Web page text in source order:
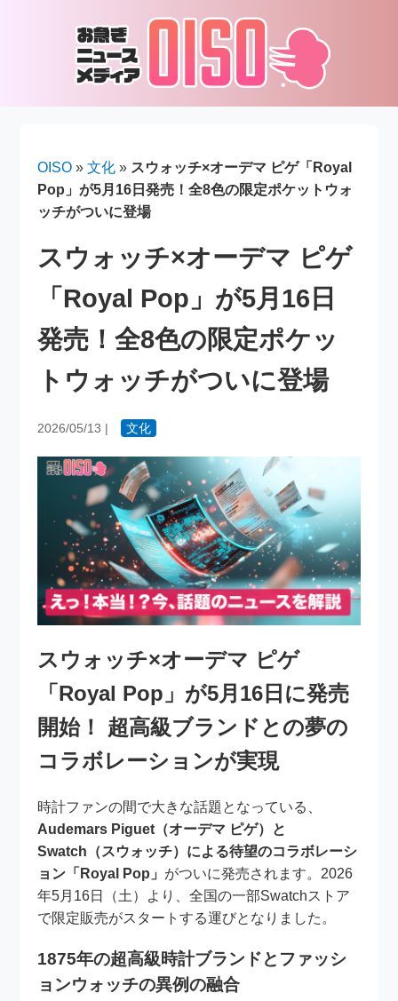
OISO »文化 » スウォッチ×オーデマ ピゲ「Royal
Pop」が5月16日発売！全8色の限定ポケットウォ
ッチがついに登場
スウォッチ×オーデマ ピゲ
「Royal Pop」が5月16日
発売！全8色の限定ポケッ
トウォッチがついに登場
2026/05/13 | 文化
スウォッチ×オーデマ ピゲ
「Royal Pop」が5月16日に発売
開始！ 超高級ブランドとの夢の
コラボレーションが実現
時計ファンの間で大きな話題となっている、
Audemars Piguet（オーデマ ピゲ）と
Swatch（スウォッチ）による待望のコラボレーシ
ョン「Royal Pop」 がついに発売されます。2026
年5月16日（土）より、全国の一部Swatchストア
で限定販売がスタートする運びとなりました。
1875年の超高級時計ブランドとファッシ
ョンウォッチの異例の融合